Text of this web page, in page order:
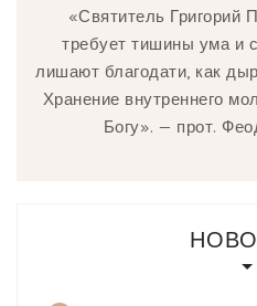
«Святитель Григорий
требует тишины ума и
лишают благодати, как
Хранение внутреннего
Богу». — прот.